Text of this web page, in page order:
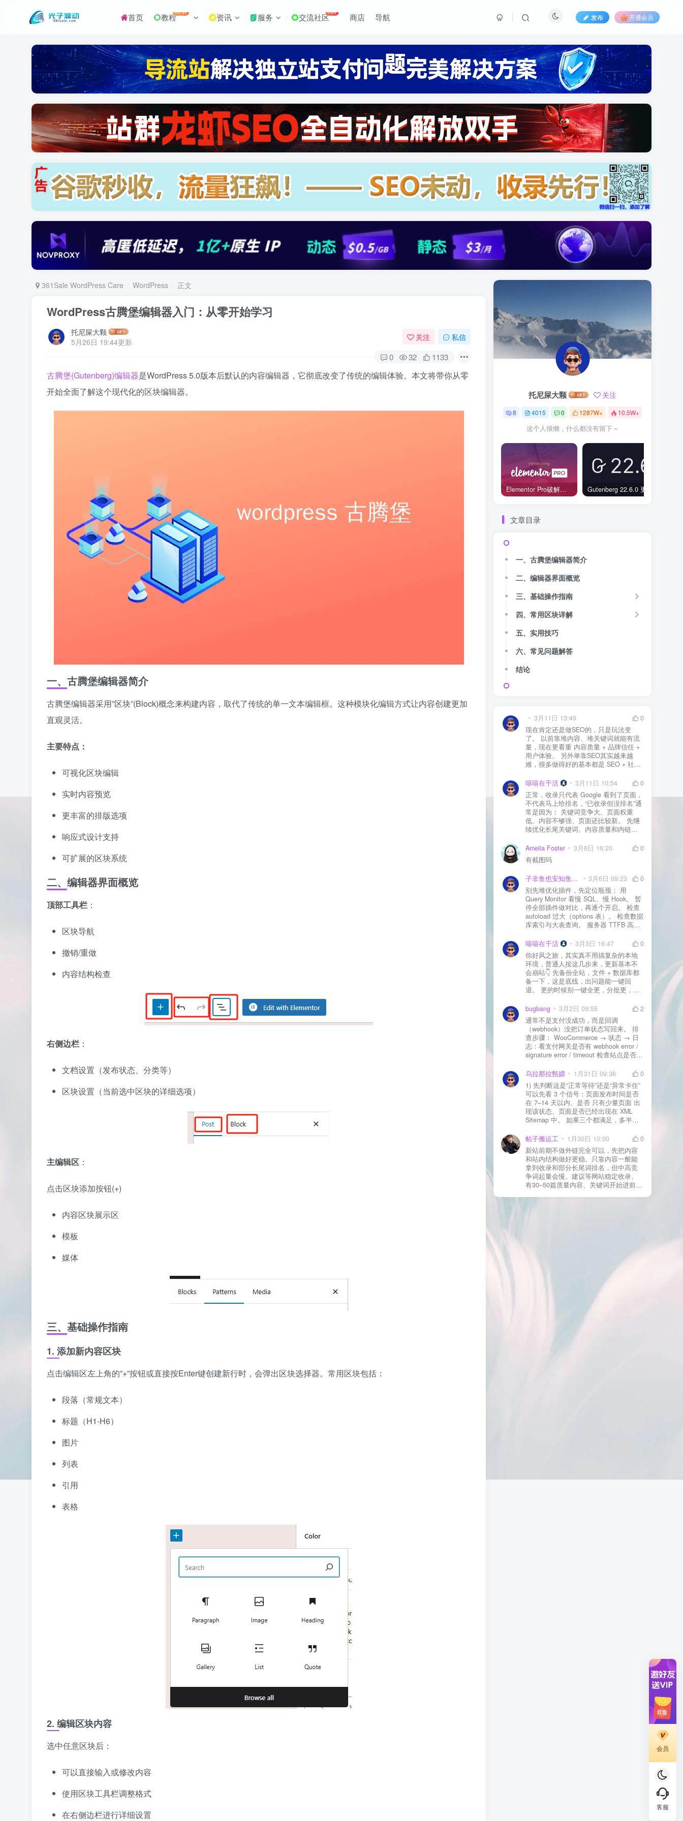
首页 教程NEW 资讯 服务 交流社区+99 商店 导航 发布 开通会员
361Sale WordPress Care WordPress 正文
WordPress古腾堡编辑器入门：从零开始学习
托尼屎大颗
5月26日 19:44更新
关注 私信
0 32 1133
古腾堡(Gutenberg)编辑器是WordPress 5.0版本后默认的内容编辑器，它彻底改变了传统的编辑体验。本文将带你从零
开始全面了解这个现代化的区块编辑器。
一、古腾堡编辑器简介
古腾堡编辑器采用”区块”(Block)概念来构建内容，取代了传统的单一文本编辑框。这种模块化编辑方式让内容创建更加
直观灵活。
主要特点：
可视化区块编辑
实时内容预览
更丰富的排版选项
响应式设计支持
可扩展的区块系统
二、编辑器界面概览
顶部工具栏 ：
区块导航
撤销/重做
内容结构检查
右侧边栏 ：
文档设置（发布状态、分类等）
区块设置（当前选中区块的详细选项）
主编辑区 ：
点击区块添加按钮(+)
内容区块展示区
模板
媒体
三、基础操作指南
1. 添加新内容区块
点击编辑区左上角的”+”按钮或直接按Enter键创建新行时，会弹出区块选择器。常用区块包括：
段落（常规文本）
标题（H1-H6）
图片
列表
引用
表格
2. 编辑区块内容
选中任意区块后：
可以直接输入或修改内容
使用区块工具栏调整格式
在右侧边栏进行详细设置
托尼屎大颗 关注
8 4015 0 1287W+ 10.5W+
这个人很懒，什么都没有留下～
Elementor Pro破解版还能用吗？2026年常见风险与后果盘点
文章目录
一、古腾堡编辑器简介
二、编辑器界面概览
三、基础操作指南
四、常用区块详解
五、实用技巧
六、常见问题解答
结论
3月11日 13:49
0
现在肯定还是做SEO的，只是玩法变
了。 以前靠堆内容、堆关键词就能有流
量，现在更看重 内容质量 + 品牌信任 +
用户体验。 另外单靠SEO其实越来越
难，很多做得好的基本都是 SEO + 社媒
质还是一个长期获客渠道，但不能再当
成唯一渠道了。
嘻嘻在干活 3月11日 10:54
0
正常，收录只代表 Google 看到了页面，
不代表马上给排名，“已收录但没排名”通
常是因为： 关键词竞争大、页面权重
低、内容不够强、页面还比较新。 先继
续优化长尾关键词、内容质量和内链，
Amelia Foster
3月6日 16:20
0
有截图吗
子非鱼也安知鱼之乐 3月6日 09:23
0
别先堆优化插件，先定位瓶颈： 用
Query Monitor 看慢 SQL、慢 Hook。 暂
停全部插件做对比，再逐个开启。 检查
autoload 过大（options 表）。 检查数据
库索引与大表查询。 服务器 TTFB 高就
嘻嘻在干活
3月3日 16:47
0
你好风之旅，其实真不用搞复杂的本地
环境，普通人按这几步来，更新基本不
会崩站👇 先备份全站，文件 + 数据库都
备一下，这是底线，出问题能一键回
退。 更的时候别一键全更，分批更，先
立刻清缓存，去前台检查首页、文章
页、按钮、表单这些关键位置。 最好再
装个支持版本回滚的插件，万一崩了，
一秒切回旧版。 总结来说：先备份、分
批更、更完查、留退路，稳得很✅😎希望
能帮到你
bugbang 3月2日 09:55
2
通常不是支付没成功，而是回调
（webhook）没把订单状态写回来。 排
查步骤： WooCommerce → 状态 → 日
志：看支付网关是否有 webhook error /
signature error / timeout 检查站点是否被
全插件） 检查是否启用了“缓存结账页/接
口路径”（结账页和回调接口不应缓存）
看服务器错误日志是否有 500/致命错误
导致回调执行中断 解决方案： 放行 wp-
json、wc-api、支付网关回调 URL（按网
关文档配置） 关闭结账页的缓存与 JS
合并压缩测试一次 若使用 Cloudflare：
则
乌拉那拉甄嬛 1月31日 09:36
0
1) 先判断这是“正常等待”还是“异常卡住”
可以先看 3 个信号：页面发布时间是否
在 7–14 天以内、是否 只有少量页面 出
现该状态、页面是否已经出现在 XML
Sitemap 中。 如果三个都满足，多半属
手。 2) 什么情况下“等”是没用的？ 以下
情况基本不会靠时间自动解决：页面几
乎没有内链（孤立页）、内容与站内已
有页面高度相似、canonical 指向了别的
URL、同一主题短时间发布太多相似文
章。 这种情况下，Google 已经抓取，但
判断“当前不值得进入索引”。 3) 最有效
的人工干预方式（不折腾） 优先做这 3
链接到该页面、增强首屏信息密度 前 2–
其反？ 不太推荐：频繁删除重发、连续
多次点“请求编入索引”、为了收录强行堆
关键词、随意改 URL 或标题 这些操作会
让 Google 重新评估页面稳定性，反而拖
慢收录。 5) 一个实用判断标准 如果一篇
文章：已被抓取、没有 noindex / robots
问题、有至少 1–2 条相关内链、内容明
帖子搬运工 1月30日 10:00
0
新站前期不做外链完全可以，先把内容
和站内结构做好更稳。只靠内容一般能
拿到收录和部分长尾词排名，但中高竞
争词起量会慢。建议等网站稳定收录、
有30–50篇质量内容、关键词开始进前
会员
客服